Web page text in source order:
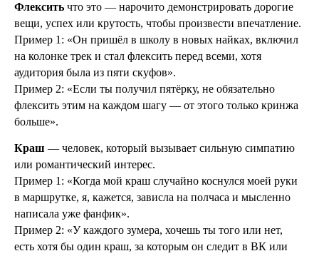
Флексить что это — нарочито демонстрировать дорогие
вещи, успех или крутость, чтобы произвести впечатление.
Пример 1: «Он пришёл в школу в новых найках, включил
на колонке трек и стал флексить перед всеми, хотя
аудитория была из пяти скуфов».
Пример 2: «Если ты получил пятёрку, не обязательно
флексить этим на каждом шагу — от этого только кринжа
больше».
Краш — человек, который вызывает сильную симпатию
или романтический интерес.
Пример 1: «Когда мой краш случайно коснулся моей руки
в маршрутке, я, кажется, зависла на полчаса и мысленно
написала уже фанфик».
Пример 2: «У каждого зумера, хочешь ты того или нет,
есть хотя бы один краш, за которым он следит в ВК или